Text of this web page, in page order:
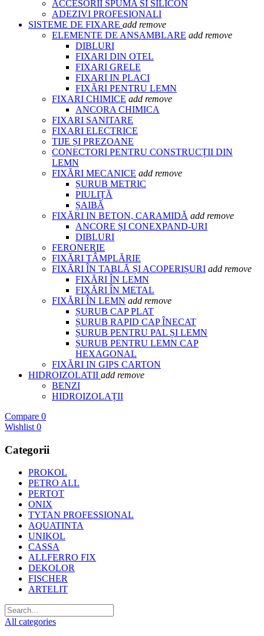
ACCESORII SPUMA SI SILICON
ADEZIVI PROFESIONALI
SISTEME DE FIXARE add remove
ELEMENTE DE ANSAMBLARE add remove
DIBLURI
FIXARI DIN OTEL
FIXARI GRELE
FIXARI IN PLACI
FIXĂRI PENTRU LEMN
FIXARI CHIMICE add remove
ANCORA CHIMICA
FIXARI SANITARE
FIXARI ELECTRICE
TIJE ȘI PREZOANE
CONECTORI PENTRU CONSTRUCȚII DIN
LEMN
FIXĂRI MECANICE add remove
ȘURUB METRIC
PIULIȚĂ
ȘAIBĂ
FIXĂRI IN BETON, CARAMIDĂ add remove
ANCORE ȘI CONEXPAND-URI
DIBLURI
FERONERIE
FIXĂRI TÂMPLĂRIE
FIXĂRI ÎN TABLĂ ȘI ACOPERIȘURI add remove
FIXĂRI ÎN LEMN
FIXĂRI ÎN METAL
FIXĂRI ÎN LEMN add remove
ȘURUB CAP PLAT
ȘURUB RAPID CAP ÎNECAT
ȘURUB PENTRU PAL ȘI LEMN
ȘURUB PENTRU LEMN CAP
HEXAGONAL
FIXĂRI IN GIPS CARTON
HIDROIZOLATII add remove
BENZI
HIDROIZOLAȚII
Compare 0
Wishlist 0
Categorii
PROKOL
PETRO ALL
PERTOT
ONIX
TYTAN PROFESSIONAL
AQUATINTA
UNIKOL
CASSA
ALLFERRO FIX
DEKOLOR
FISCHER
ARTELIT
All categories